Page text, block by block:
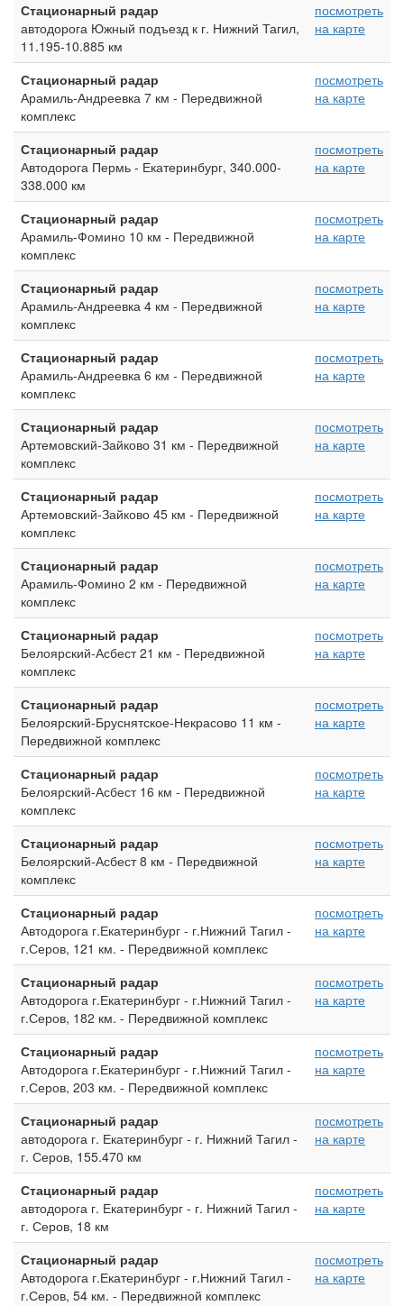
Стационарный радар
автодорога Южный подъезд к г. Нижний Тагил,
11.195-10.885 км
посмотреть
на карте
Стационарный радар
Арамиль-Андреевка 7 км - Передвижной
комплекс
посмотреть
на карте
Стационарный радар
Автодорога Пермь - Екатеринбург, 340.000-
338.000 км
посмотреть
на карте
Стационарный радар
Арамиль-Фомино 10 км - Передвижной
комплекс
посмотреть
на карте
Стационарный радар
Арамиль-Андреевка 4 км - Передвижной
комплекс
посмотреть
на карте
Стационарный радар
Арамиль-Андреевка 6 км - Передвижной
комплекс
посмотреть
на карте
Стационарный радар
Артемовский-Зайково 31 км - Передвижной
комплекс
посмотреть
на карте
Стационарный радар
Артемовский-Зайково 45 км - Передвижной
комплекс
посмотреть
на карте
Стационарный радар
Арамиль-Фомино 2 км - Передвижной
комплекс
посмотреть
на карте
Стационарный радар
Белоярский-Асбест 21 км - Передвижной
комплекс
посмотреть
на карте
Стационарный радар
Белоярский-Бруснятское-Некрасово 11 км -
Передвижной комплекс
посмотреть
на карте
Стационарный радар
Белоярский-Асбест 16 км - Передвижной
комплекс
посмотреть
на карте
Стационарный радар
Белоярский-Асбест 8 км - Передвижной
комплекс
посмотреть
на карте
Стационарный радар
Автодорога г.Екатеринбург - г.Нижний Тагил -
г.Серов, 121 км. - Передвижной комплекс
посмотреть
на карте
Стационарный радар
Автодорога г.Екатеринбург - г.Нижний Тагил -
г.Серов, 182 км. - Передвижной комплекс
посмотреть
на карте
Стационарный радар
Автодорога г.Екатеринбург - г.Нижний Тагил -
г.Серов, 203 км. - Передвижной комплекс
посмотреть
на карте
Стационарный радар
автодорога г. Екатеринбург - г. Нижний Тагил -
г. Серов, 155.470 км
посмотреть
на карте
Стационарный радар
автодорога г. Екатеринбург - г. Нижний Тагил -
г. Серов, 18 км
посмотреть
на карте
Стационарный радар
Автодорога г.Екатеринбург - г.Нижний Тагил -
г.Серов, 54 км. - Передвижной комплекс
посмотреть
на карте